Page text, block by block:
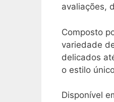
avaliações,
Composto
variedade
delicados
o estilo
Disponível